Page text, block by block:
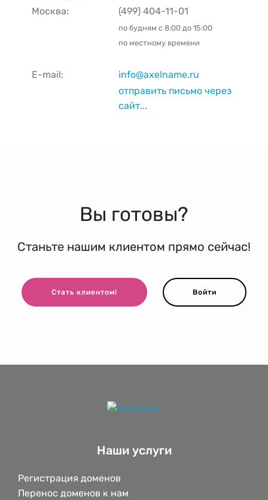
Москва: (499) 404-11-01
по будням с 8:00 до 15:00
по местному времени
E-mail:
info@axelname.ru
отправить письмо через
сайт...
Вы готовы?
Станьте нашим клиентом прямо сейчас!
Стать клиентом! Войти
Наши услуги
Регистрация доменов
Перенос доменов к нам